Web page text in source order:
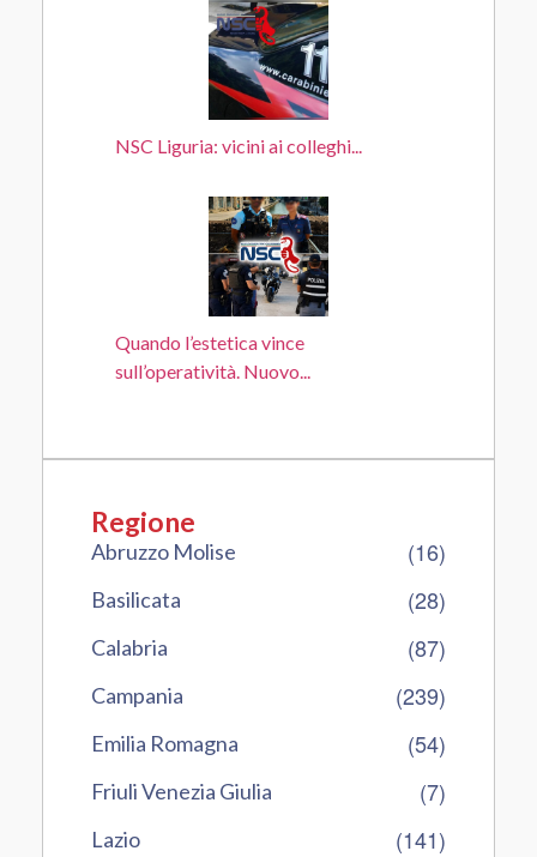
NSC Liguria: vicini ai colleghi...
Quando l’estetica vince
sull’operatività. Nuovo...
Regione
Abruzzo Molise (16)
Basilicata (28)
Calabria (87)
Campania (239)
Emilia Romagna (54)
Friuli Venezia Giulia (7)
Lazio (141)